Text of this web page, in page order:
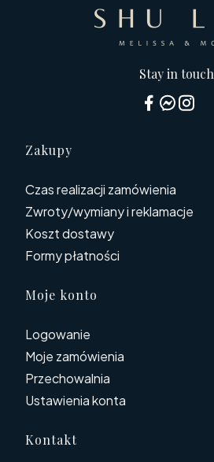
Stay in touch
Linki w stopce
Zakupy
Czas realizacji zamówienia
Zwroty/wymiany i reklamacje
Koszt dostawy
Formy płatności
Moje konto
Logowanie
Moje zamówienia
Przechowalnia
Ustawienia konta
Kontakt